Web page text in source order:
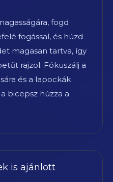
fogd
fogással, és húzd
magasan tartva, így
rajzol. Fókuszálj a
és a lapockák
bicepsz húzza a
is ajánlott